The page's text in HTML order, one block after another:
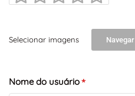
Selecionar imagens Navegar
Nome do usuário*